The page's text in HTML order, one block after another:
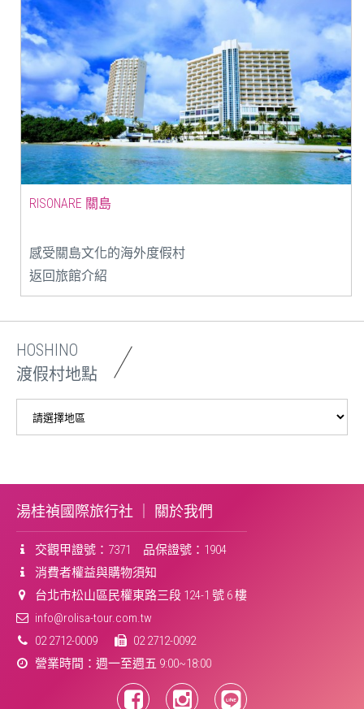
RISONARE 關島
感受關島文化的海外度假村
返回旅館介紹
HOSHINO
渡假村地點
湯桂禎國際旅行社 ｜ 關於我們
交觀甲證號：7371 品保證號：1904
消費者權益與購物須知
台北市松山區民權東路三段 124-1 號 6 樓
info@rolisa-tour.com.tw
02 2712-0009
02 2712-0092
營業時間：週一至週五 9:00~18:00